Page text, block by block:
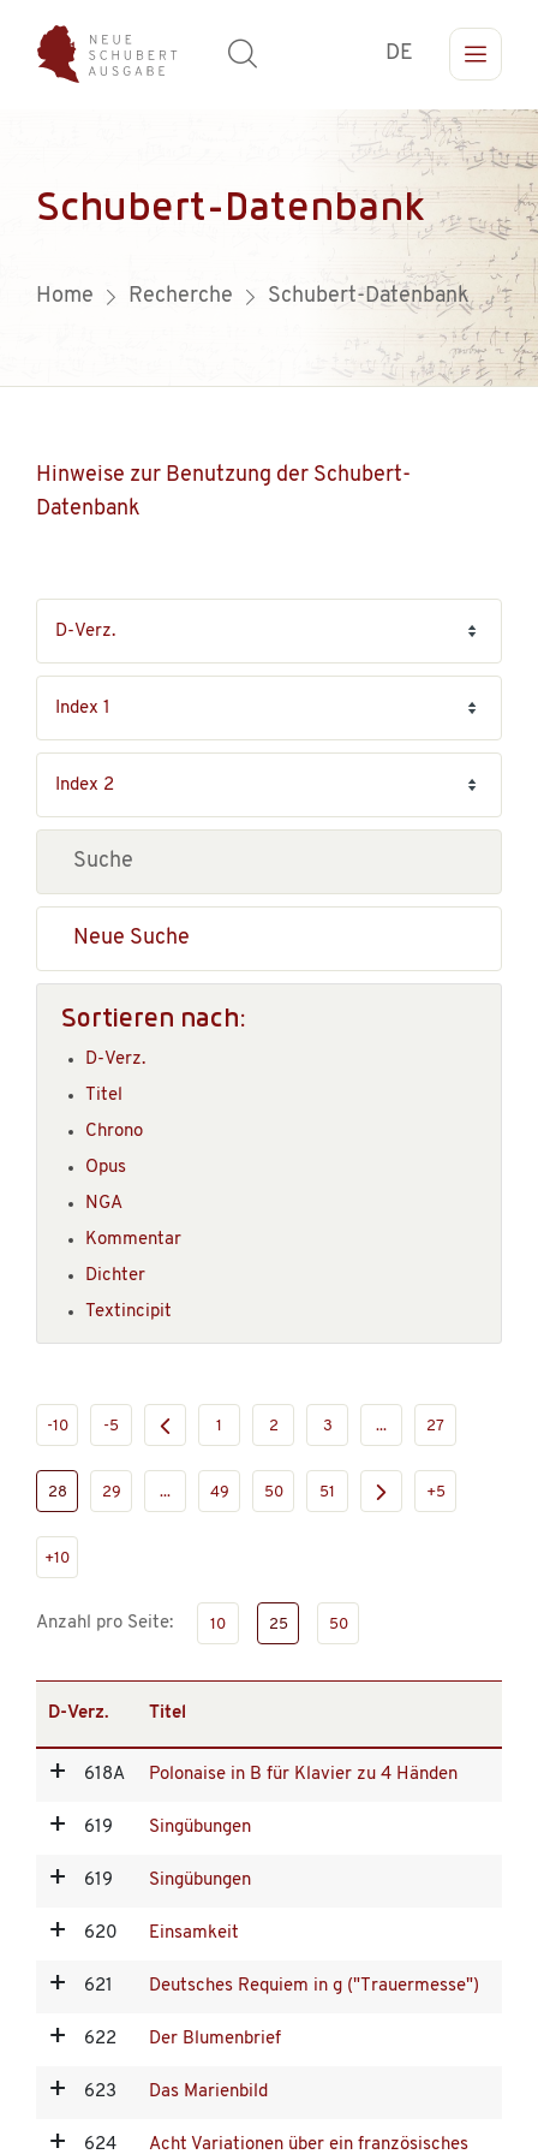
DE
Schubert-Datenbank
Home Recherche Schubert-Datenbank
Hinweise zur Benutzung der Schubert-
Datenbank
Neue Suche
Sortieren nach:
D-Verz.
Titel
Chrono
Opus
NGA
Kommentar
Dichter
Textincipit
-10 -5 1 2 3 ... 27
28 29 ... 49 50 51 +5
+10
Anzahl pro Seite: 10 25 50
D-Verz. Titel
618A Polonaise in B für Klavier zu 4 Händen
619 Singübungen
619 Singübungen
620 Einsamkeit
621 Deutsches Requiem in g ("Trauermesse")
622 Der Blumenbrief
623 Das Marienbild
624 Acht Variationen über ein französisches